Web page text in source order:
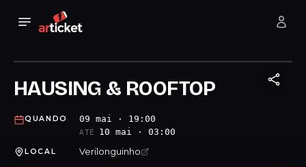
HAUSING & ROOFTOP
QUANDO 09 mai · 19:00
ATÉ 10 mai · 03:00
LOCAL Verilonguinho